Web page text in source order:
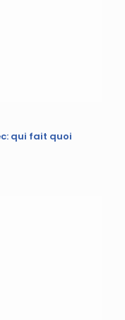
qui fait quoi